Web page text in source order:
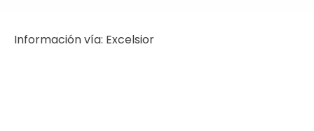
Información vía: Excelsior